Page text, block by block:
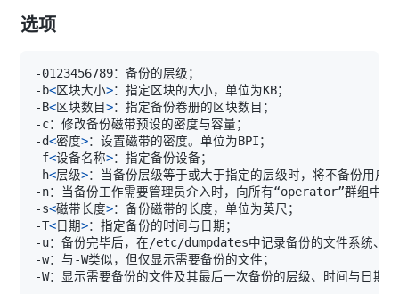
选项
-b<区块大小>
-B<区块数目>
-d<密度>
-f<设备名称>
-h<层级>
-s<磁带长度>
-T<日期>